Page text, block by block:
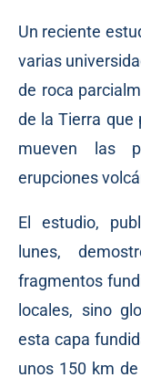
Un reciente
varias
de roca
de la Tierra que
mueven las
erupciones
El estudio,
lunes,
fragmentos
locales, sino
esta capa
unos 150 km